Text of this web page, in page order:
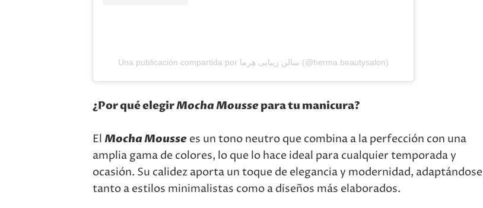
Una publicación compartida por سالن زیبایی هِرما (@herma.beautysalon)
¿Por qué elegirMocha Moussepara tu manicura?
El Mocha Mousse es un tono neutro que combina a la perfección con una
amplia gama de colores, lo que lo hace ideal para cualquier temporada y
ocasión. Su calidez aporta un toque de elegancia y modernidad, adaptándose
tanto a estilos minimalistas como a diseños más elaborados.